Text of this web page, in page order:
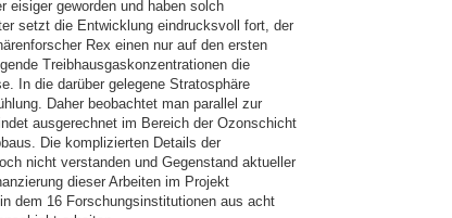
eisiger geworden und haben solch
setzt die Entwicklung eindrucksvoll fort, der
Rex einen nur auf den ersten
Treibhausgaskonzentrationen die
In die darüber gelegene Stratosphäre
Daher beobachtet man parallel zur
ausgerechnet im Bereich der Ozonschicht
Die komplizierten Details der
nicht verstanden und Gegenstand aktueller
dieser Arbeiten im Projekt
dem 16 Forschungsinstitutionen aus acht